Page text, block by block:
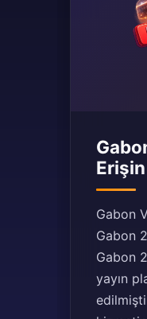
Erişin
Gabon
Gabon
Gabon
yayın